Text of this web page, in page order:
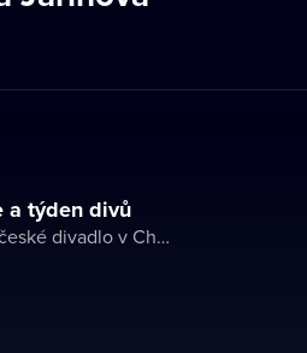
a týden divů
Západočeské divadlo v Chebu